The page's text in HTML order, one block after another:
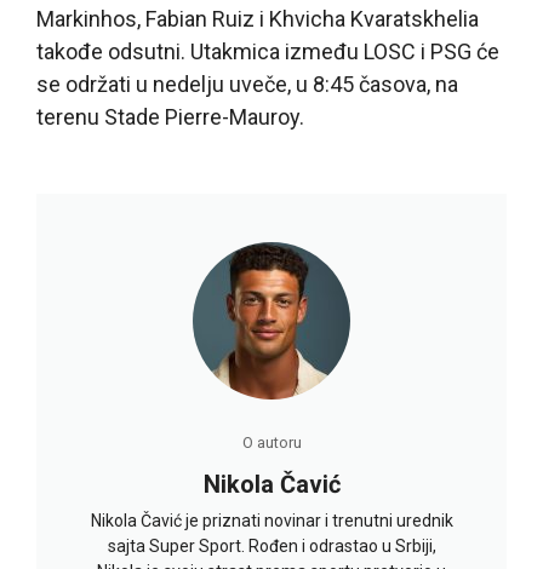
Markinhos, Fabian Ruiz i Khvicha Kvaratskhelia
takođe odsutni. Utakmica između LOSC i PSG će
se održati u nedelju uveče, u 8:45 časova, na
terenu Stade Pierre-Mauroy.
O autoru
Nikola Čavić
Nikola Čavić je priznati novinar i trenutni urednik
sajta Super Sport. Rođen i odrastao u Srbiji,